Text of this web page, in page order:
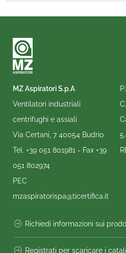
MZ Aspiratori S.p.A
Ventilatori industriali
centrifughi e assiali
Via Certani, 7 40054 Budrio
Tel. +39 051 801981 - Fax +39
051 802974
PEC
mzaspiratorispa@ticertifica.it
Richiedi informazioni sui
Registrati per scaricare i